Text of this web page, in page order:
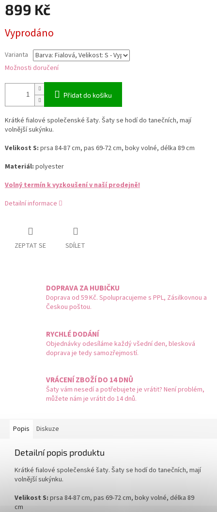
899 Kč
cena:
Vyprodáno
Varianta
Možnosti doručení
Přidat do košíku
Krátké fialové společenské šaty. Šaty se hodí do tanečních, mají
volnější sukýnku.
Velikost S: prsa 84-87 cm, pas 69-72 cm, boky volné, délka 89 cm
Materiál: polyester
Volný termín k vyzkoušení v naší prodejně!
Detailní informace
ZEPTAT SE SDÍLET
DOPRAVA ZA HUBIČKU
Doprava od 59 Kč. Spolupracujeme s PPL, Zásilkovnou a
Českou poštou.
RYCHLÉ DODÁNÍ
Objednávky odesíláme každý všední den, blesková
doprava je tedy samozřejmostí.
VRÁCENÍ ZBOŽÍ DO 14 DNŮ
Šaty vám nesedí a potřebujete je vrátit? Není problém,
můžete nám je vrátit do 14 dnů.
Popis Diskuze
Detailní popis produktu
Krátké fialové společenské šaty. Šaty se hodí do tanečních, mají
volnější sukýnku.
Velikost S: prsa 84-87 cm, pas 69-72 cm, boky volné, délka 89
cm